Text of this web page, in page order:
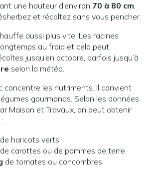
une hauteur d’environ 70 à 80 cm,
et récoltez sans vous pencher.
aussi plus vite. Les racines
au froid et cela peut
jusqu’en octobre, parfois jusqu’à
selon la météo.
concentre les nutriments. Il convient
gourmands. Selon les données
Maison et Travaux, on peut obtenir
de haricots verts
de carottes ou de pommes de terre
de tomates ou concombres